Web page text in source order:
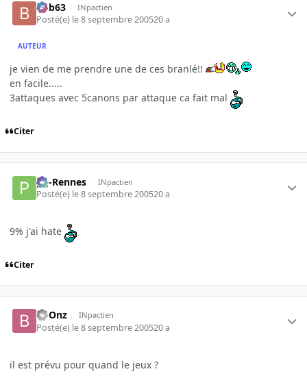
bob63 INpactien
Posté(e) le 8 septembre 200520 a
AUTEUR
je vien de me prendre une de ces branlé!!
en facile.....
3attaques avec 5canons par attaque ca fait mal
Citer
pg-Rennes INpactien
Posté(e) le 8 septembre 200520 a
9% j'ai hate
Citer
boOnz INpactien
Posté(e) le 8 septembre 200520 a
il est prévu pour quand le jeux ?